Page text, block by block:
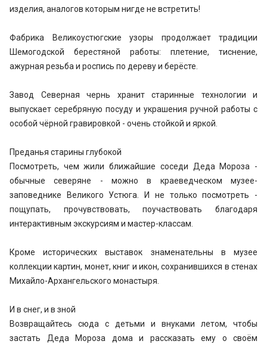
изделия, аналогов которым нигде не встретить!
Фабрика Великоустюгские узоры продолжает традиции
Шемогодской берестяной работы: плетение, тиснение,
ажурная резьба и роспись по дереву и берёсте.
Завод Северная чернь хранит старинные технологии и
выпускает серебряную посуду и украшения ручной работы с
особой чёрной гравировкой - очень стойкой и яркой.
Преданья старины глубокой
Посмотреть, чем жили ближайшие соседи Деда Мороза -
обычные северяне - можно в краеведческом музее-
заповеднике Великого Устюга. И не только посмотреть -
пощупать, прочувствовать, поучаствовать благодаря
интерактивным экскурсиям и мастер-классам.
Кроме исторических выставок знаменательны в музее
коллекции картин, монет, книг и икон, сохранившихся в стенах
Михайло-Архангельского монастыря.
И в снег, и в зной
Возвращайтесь сюда с детьми и внуками летом, чтобы
застать Деда Мороза дома и рассказать ему о своём